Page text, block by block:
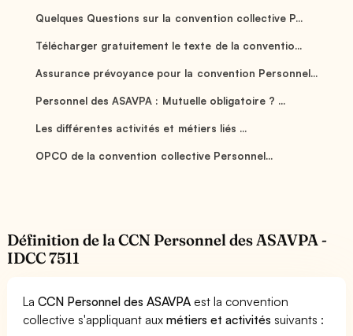
Quelques Questions sur la convention collective P...
Télécharger gratuitement le texte de la conventio...
Assurance prévoyance pour la convention Personnel...
Personnel des ASAVPA : Mutuelle obligatoire ? ...
Les différentes activités et métiers liés ...
OPCO de la convention collective Personnel...
Définition de la CCN Personnel des ASAVPA -
IDCC 7511
LaCCN Personnel des ASAVPA est la convention
collective s'appliquant auxmétiers et activités suivants :